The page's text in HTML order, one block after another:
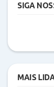
SIGA
MAIS